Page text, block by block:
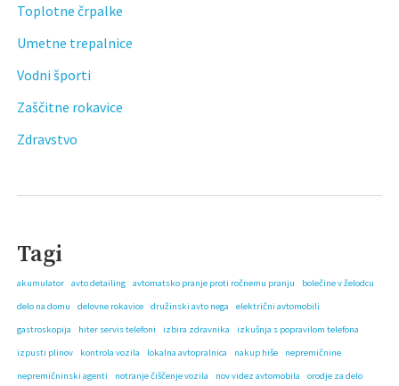
Toplotne črpalke
Umetne trepalnice
Vodni športi
Zaščitne rokavice
Zdravstvo
Tagi
akumulator avto detailing avtomatsko pranje proti ročnemu pranju
bolečine v želodcu
delo na domu
delovne rokavice družinski avto nega
električni avtomobili
gastroskopija
hiter servis telefoni izbira zdravnika
izkušnja s popravilom telefona
izpusti plinov
kontrola vozila lokalna avtopralnica nakup hiše
nepremičnine
nepremičninski agenti
notranje čiščenje vozila nov videz avtomobila
orodje za delo